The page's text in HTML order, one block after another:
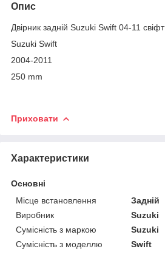
Опис
Двірник задній Suzuki Swift 04-11 свіфт
Suzuki Swift
2004-2011
250 mm
Приховати
Характеристики
Основні
Місце встановлення
Задній
Виробник
Suzuki
Сумісність з маркою
Suzuki
Сумісність з моделлю
Swift